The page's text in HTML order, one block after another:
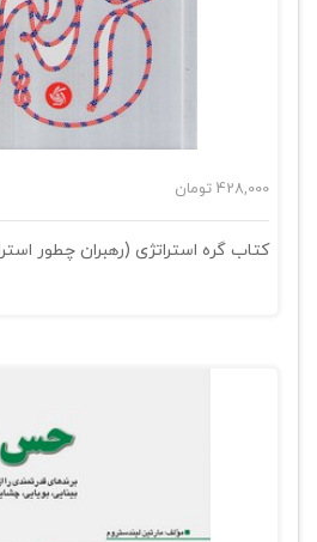
428,000 تومان
کتاب گره استراتژی (رهبران چطور